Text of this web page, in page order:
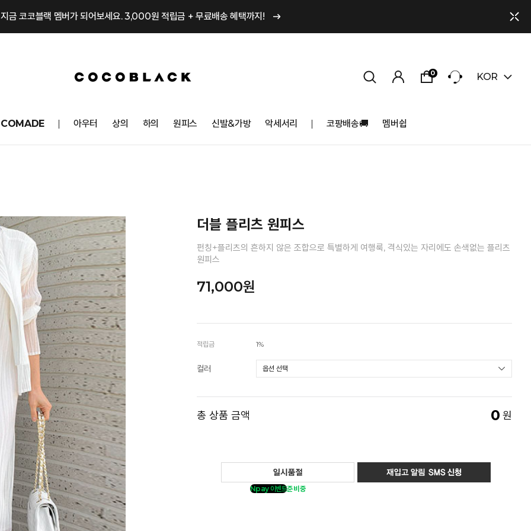
지금 코코블랙 멤버가 되어보세요. 3,000원 적립금 + 무료배송 혜택까지!
0 KOR
아우터 상의 하의 원피스 신발&가방 악세서리 코팡배송🚚 멤버쉽
더블 플리츠 원피스
펀칭+플리츠의 흔하지 않은 조합으로 특별하게 여행룩, 격식있는 자리에도 손색없는 플리츠
원피스
71,000원
적립금 1%
컬러
총 상품 금액 0 원
Npay 이벤트준비중